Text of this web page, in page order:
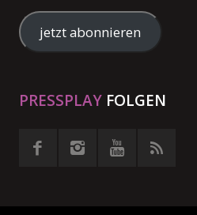
Mail-
Adresse
eingeben
jetzt abonnieren
PRESSPLAY FOLGEN